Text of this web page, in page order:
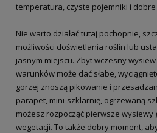
temperatura, czyste pojemniki i dobre
Nie warto działać tutaj pochopnie,
możliwości doświetlania roślin lub
jasnym miejscu. Zbyt wczesny
warunków może dać słabe,
gorzej znoszą pikowanie i
parapet, mini-szklarnię, ogrzewaną
możesz rozpocząć pierwsze wysiewy
wegetacji. To także dobry moment,